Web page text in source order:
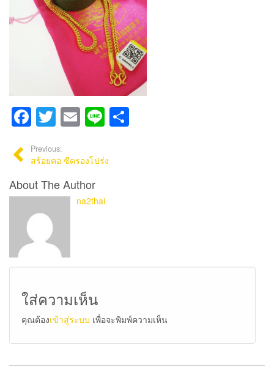
Facebook
Twitter
Email
Line
Previous:
สร้อยคอ ซีตรองโปร่ง
About The Author
na2thai
ใส่ความเห็น
คุณต้องเข้าสู่ระบบ เพื่อจะพิมพ์ความเห็น